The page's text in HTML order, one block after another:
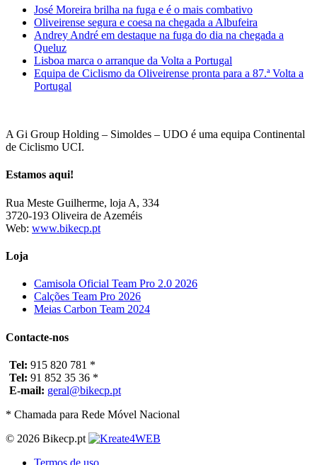
José Moreira brilha na fuga e é o mais combativo
Oliveirense segura e coesa na chegada a Albufeira
Andrey André em destaque na fuga do dia na chegada a
Queluz
Lisboa marca o arranque da Volta a Portugal
Equipa de Ciclismo da Oliveirense pronta para a 87.ª Volta a
Portugal
A Gi Group Holding – Simoldes – UDO é uma equipa Continental
de Ciclismo UCI.
Estamos aqui!
Rua Meste Guilherme, loja A, 334
3720-193 Oliveira de Azeméis
Web: www.bikecp.pt
Loja
Camisola Oficial Team Pro 2.0 2026
Calções Team Pro 2026
Meias Carbon Team 2024
Contacte-nos
Tel: 915 820 781 *
Tel: 91 852 35 36 *
E-mail: geral@bikecp.pt
* Chamada para Rede Móvel Nacional
© 2026 Bikecp.pt
Termos de uso